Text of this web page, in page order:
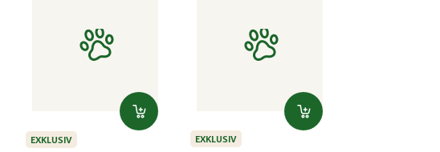
EXKLUSIV
EXKLUSIV